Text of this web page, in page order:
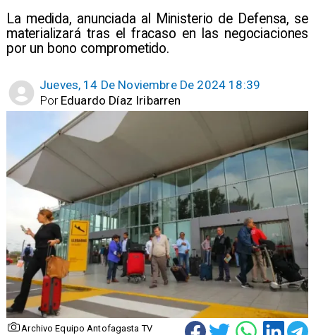
​La medida, anunciada al Ministerio de Defensa, se
materializará tras el fracaso en las negociaciones
por un bono comprometido.
Jueves, 14 De Noviembre De 2024 18:39
Eduardo Díaz Iribarren
Por
Archivo Equipo Antofagasta TV